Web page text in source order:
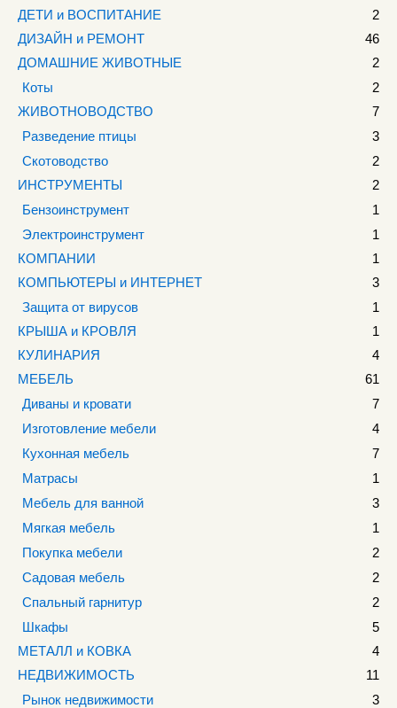
ДЕТИ и ВОСПИТАНИЕ
2
ДИЗАЙН и РЕМОНТ
46
ДОМАШНИЕ ЖИВОТНЫЕ
2
Коты
2
ЖИВОТНОВОДСТВО
7
Разведение птицы
3
Скотоводство
2
ИНСТРУМЕНТЫ
2
Бензоинструмент
1
Электроинструмент
1
КОМПАНИИ
1
КОМПЬЮТЕРЫ и ИНТЕРНЕТ
3
Защита от вирусов
1
КРЫША и КРОВЛЯ
1
КУЛИНАРИЯ
4
МЕБЕЛЬ
61
Диваны и кровати
7
Изготовление мебели
4
Кухонная мебель
7
Матрасы
1
Мебель для ванной
3
Мягкая мебель
1
Покупка мебели
2
Садовая мебель
2
Спальный гарнитур
2
Шкафы
5
МЕТАЛЛ и КОВКА
4
НЕДВИЖИМОСТЬ
11
Рынок недвижимости
3